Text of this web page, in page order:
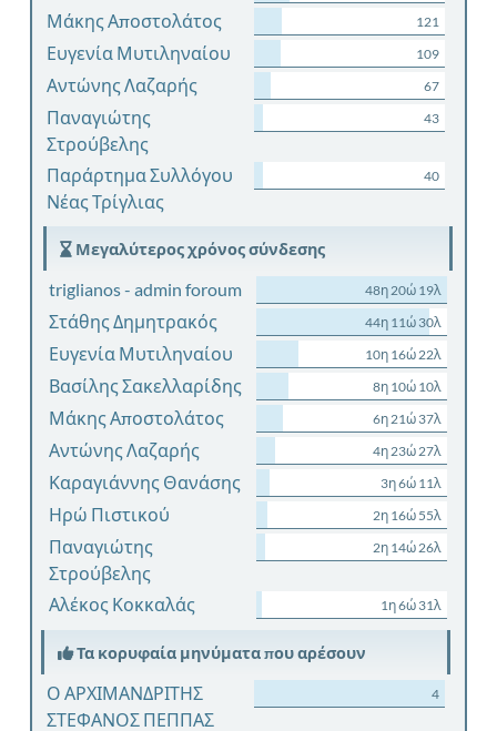
Μάκης Αποστολάτος 121
Ευγενία Μυτιληναίου 109
Αντώνης Λαζαρής 67
Παναγιώτης
Στρούβελης
43
Παράρτημα Συλλόγου
Νέας Τρίγλιας
40
Μεγαλύτερος χρόνος σύνδεσης
triglianos - admin foroum 48η 20ώ 19λ
Στάθης Δημητρακός 44η 11ώ 30λ
Ευγενία Μυτιληναίου 10η 16ώ 22λ
Βασίλης Σακελλαρίδης 8η 10ώ 10λ
Μάκης Αποστολάτος 6η 21ώ 37λ
Αντώνης Λαζαρής 4η 23ώ 27λ
Καραγιάννης Θανάσης 3η 6ώ 11λ
Ηρώ Πιστικού 2η 16ώ 55λ
Παναγιώτης
Στρούβελης
2η 14ώ 26λ
Αλέκος Κοκκαλάς 1η 6ώ 31λ
Τα κορυφαία μηνύματα που αρέσουν
Ο ΑΡΧΙΜΑΝΔΡΙΤΗΣ
ΣΤΕΦΑΝΟΣ ΠΕΠΠΑΣ
4